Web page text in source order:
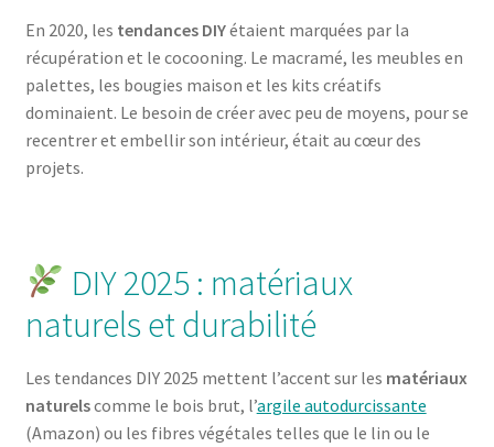
En 2020, les tendances DIYétaient marquées par la
récupération et le cocooning. Le macramé, les meubles en
palettes, les bougies maison et les kits créatifs
dominaient. Le besoin de créer avec peu de moyens, pour se
recentrer et embellir son intérieur, était au cœur des
projets.
DIY 2025 : matériaux
naturels et durabilité
Les tendances DIY 2025 mettent l’accent sur les matériaux
naturelscomme le bois brut, l’argile autodurcissante
(Amazon) ou les fibres végétales telles que le lin ou le